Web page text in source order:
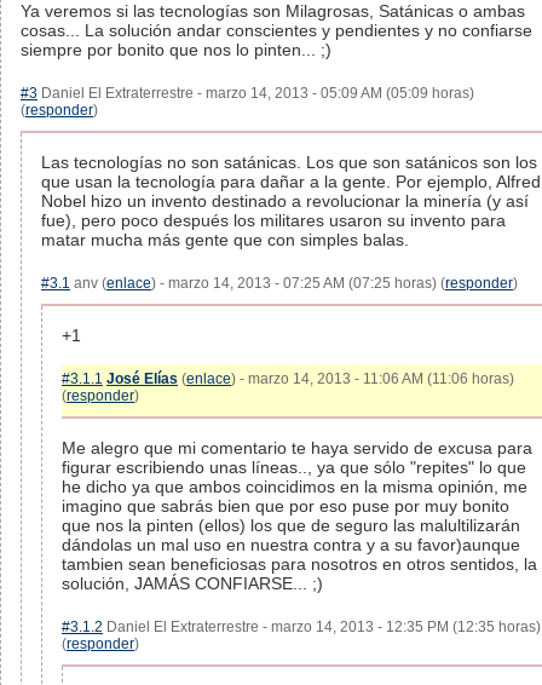
Ya veremos si las tecnologías son Milagrosas, Satánicas o ambas
cosas... La solución andar conscientes y pendientes y no confiarse
siempre por bonito que nos lo pinten... ;)
#3 Daniel El Extraterrestre - marzo 14, 2013 - 05:09 AM (05:09 horas)
(responder)
Las tecnologías no son satánicas. Los que son satánicos son los
que usan la tecnología para dañar a la gente. Por ejemplo, Alfred
Nobel hizo un invento destinado a revolucionar la minería (y así
fue), pero poco después los militares usaron su invento para
matar mucha más gente que con simples balas.
#3.1 anv (enlace) - marzo 14, 2013 - 07:25 AM (07:25 horas) (responder)
+1
#3.1.1 José Elías (enlace) - marzo 14, 2013 - 11:06 AM (11:06 horas)
(responder)
Me alegro que mi comentario te haya servido de excusa para
figurar escribiendo unas líneas.., ya que sólo "repites" lo que
he dicho ya que ambos coincidimos en la misma opinión, me
imagino que sabrás bien que por eso puse por muy bonito
que nos la pinten (ellos) los que de seguro las malultilizarán
dándolas un mal uso en nuestra contra y a su favor)aunque
tambien sean beneficiosas para nosotros en otros sentidos, la
solución, JAMÁS CONFIARSE... ;)
#3.1.2 Daniel El Extraterrestre - marzo 14, 2013 - 12:35 PM (12:35 horas)
(responder)